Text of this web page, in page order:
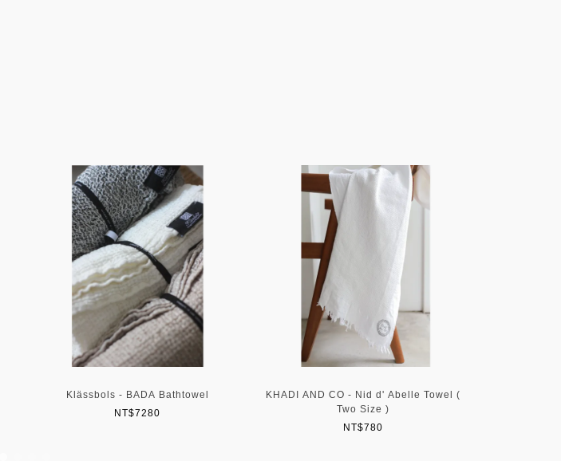
Klässbols - BADA Bathtowel
NT$7280
KHADI AND CO - Nid d' Abelle Towel (
Two Size )
NT$780